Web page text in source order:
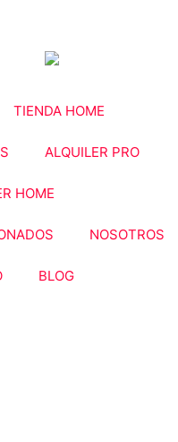
TIENDA HOME
ALQUILER PRO
HOME
NOSOTROS
BLOG